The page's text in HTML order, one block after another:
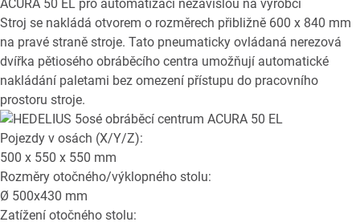
ACURA 50 EL pro automatizaci nezávislou na výrobci
Stroj se nakládá otvorem o rozměrech přibližně 600 x 840 mm
na pravé straně stroje. Tato pneumaticky ovládaná nerezová
dvířka pětiosého obráběcího centra umožňují automatické
nakládání paletami bez omezení přístupu do pracovního
prostoru stroje.
Pojezdy v osách (X/Y/Z):
500 x 550 x 550 mm
Rozměry otočného/výklopného stolu:
Ø 500x430 mm
Zatížení otočného stolu: